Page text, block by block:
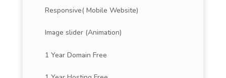
Responsive( Mobile Website)
Image slider (Animation)
1 Year Domain Free